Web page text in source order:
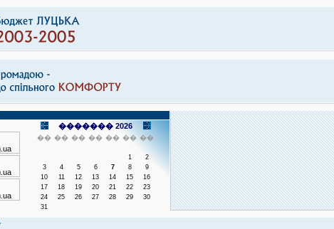
������� 2026
�� �� �� �� �� �� ��
1
2
3
4 5 6 7 8
9
10
11 12 13 14 15
16
17
18 19 20 21 22
23
24
25 26 27 28 29
30
31